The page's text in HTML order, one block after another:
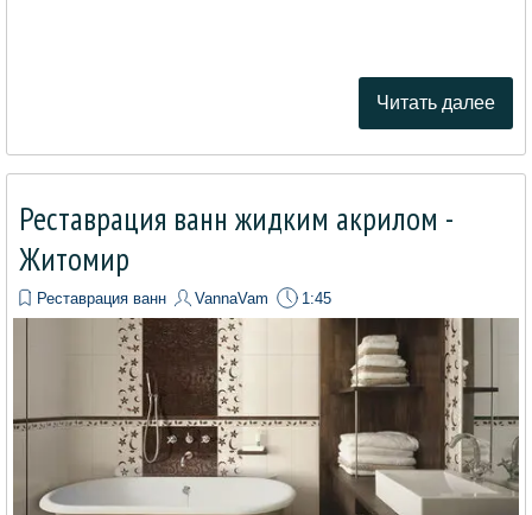
Читать далее
Реставрация ванн жидким акрилом -
Житомир
Реставрация ванн VannaVam 1:45